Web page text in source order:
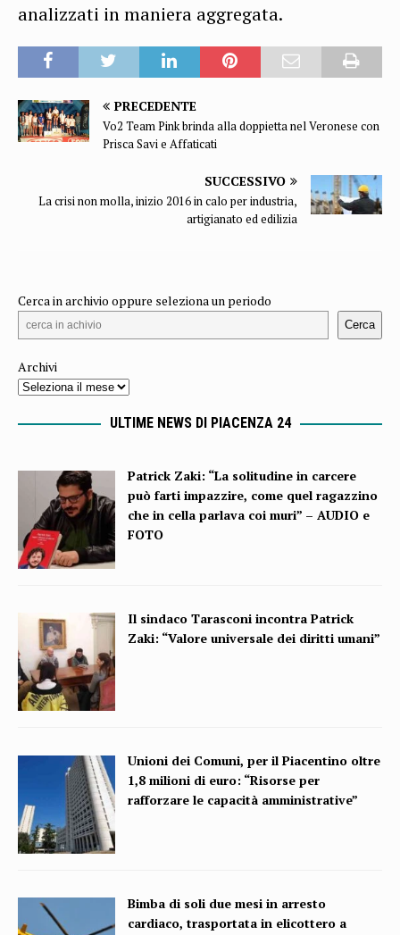
analizzati in maniera aggregata.
PRECEDENTE
Vo2 Team Pink brinda alla doppietta nel Veronese con
Prisca Savi e Affaticati
SUCCESSIVO
La crisi non molla, inizio 2016 in calo per industria,
artigianato ed edilizia
Cerca in archivio oppure seleziona un periodo
Cerca
Archivi
ULTIME NEWS DI PIACENZA 24
Patrick Zaki: “La solitudine in carcere
può farti impazzire, come quel ragazzino
che in cella parlava coi muri” – AUDIO e
FOTO
Il sindaco Tarasconi incontra Patrick
Zaki: “Valore universale dei diritti umani”
Unioni dei Comuni, per il Piacentino oltre
1,8 milioni di euro: “Risorse per
rafforzare le capacità amministrative”
Bimba di soli due mesi in arresto
cardiaco, trasportata in elicottero a